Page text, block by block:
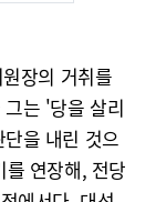
장의 거취를
는 '당을 살리
을 내린 것으
연장해, 전당